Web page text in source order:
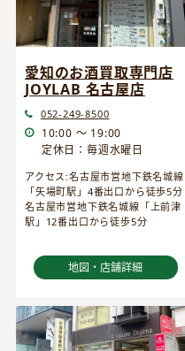
愛知のお酒買取専門店
JOYLAB 名古屋店
052-249-8500
10:00 ～ 19:00
定休日：毎週水曜日
アクセス:名古屋市営地下鉄名城線
「矢場町駅」4番出口から徒歩5分
名古屋市営地下鉄名城線「上前津
駅」12番出口から徒歩5分
地図・店舗詳細